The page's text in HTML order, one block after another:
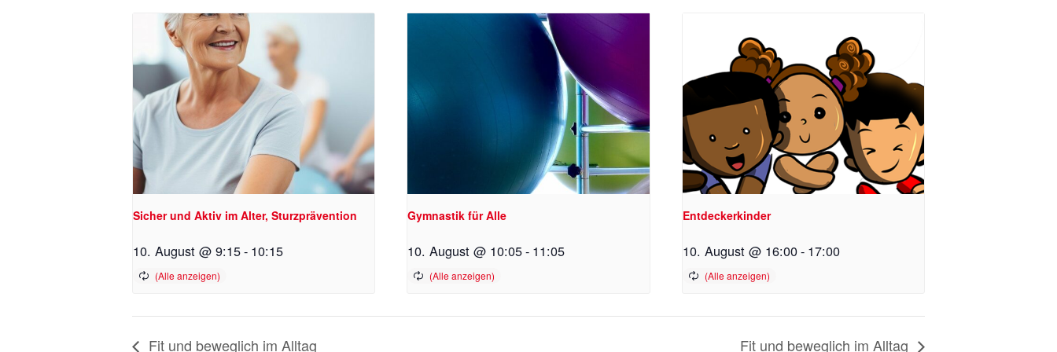
Sicher und Aktiv im Alter, Sturzprävention
10. August @ 9:15- 10:15
Gymnastik für Alle
10. August @ 10:05- 11:05
Entdeckerkinder
10. August @ 16:00- 17:00
Fit und beweglich im Alltag Fit und beweglich im Alltag